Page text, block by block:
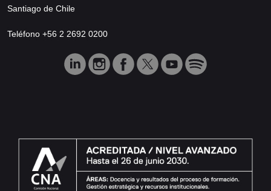
Santiago de Chile
Teléfono +56 2 2692 0200